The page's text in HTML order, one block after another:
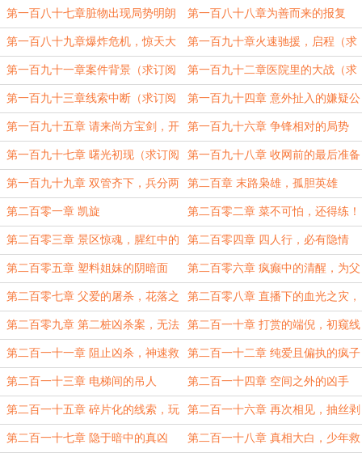
（求订阅求月票） （求订阅求月票）
第一百八十七章脏物出现局势明朗
（求订阅求月票）
第一百八十八章为善而来的报复
（求订阅求月票）
第一百八十九章爆炸危机，惊天大
案（求订阅求月票）
第一百九十章火速驰援，启程（求
订阅求月票）
第一百九十一章案件背景（求订阅
求月票）
第一百九十二章医院里的大战（求
订阅求月票）
第一百九十三章线索中断（求订阅
求月票）
第一百九十四章 意外扯入的嫌疑公
司（求订阅）
第一百九十五章 请来尚方宝剑，开
干（求订阅求月票）
第一百九十六章 争锋相对的局势
（求订阅求月票）
第一百九十七章 曙光初现（求订阅
求月票）
第一百九十八章 收网前的最后准备
第一百九十九章 双管齐下，兵分两
路
第二百章 末路枭雄，孤胆英雄
第二百零一章 凯旋 第二百零二章 菜不可怕，还得练！
第二百零三章 景区惊魂，腥红中的
悲剧
第二百零四章 四人行，必有隐情
第二百零五章 塑料姐妹的阴暗面 第二百零六章 疯癫中的清醒，为父
亦为凶
第二百零七章 父爱的屠杀，花落之
后
第二百零八章 直播下的血光之灾，
案发！
第二百零九章 第二桩凶杀案，无法
无天！
第二百一十章 打赏的端倪，初窥线
索
第二百一十一章 阻止凶杀，神速救
人
第二百一十二章 纯爱且偏执的疯子
第二百一十三章 电梯间的吊人 第二百一十四章 空间之外的凶手
第二百一十五章 碎片化的线索，玩
命的凶手
第二百一十六章 再次相见，抽丝剥
茧
第二百一十七章 隐于暗中的真凶 第二百一十八章 真相大白，少年救